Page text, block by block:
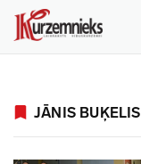
JĀNIS BUĶELIS